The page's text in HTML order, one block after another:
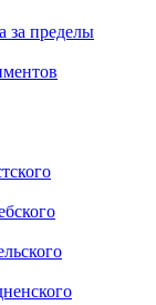
за пределы